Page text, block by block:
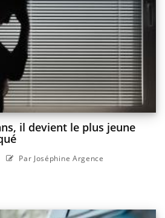
il devient le plus jeune
Par Joséphine Argence